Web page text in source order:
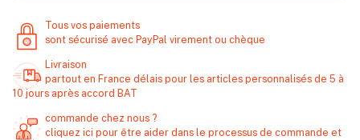
Tous vos paiements
sont sécurisé avec PayPal virement ou chèque
Livraison
partout en France délais pour les articles personnalisés de 5 à
10 jours après accord BAT
commande chez nous ?
cliquez ici pour être aider dans le processus de commande et